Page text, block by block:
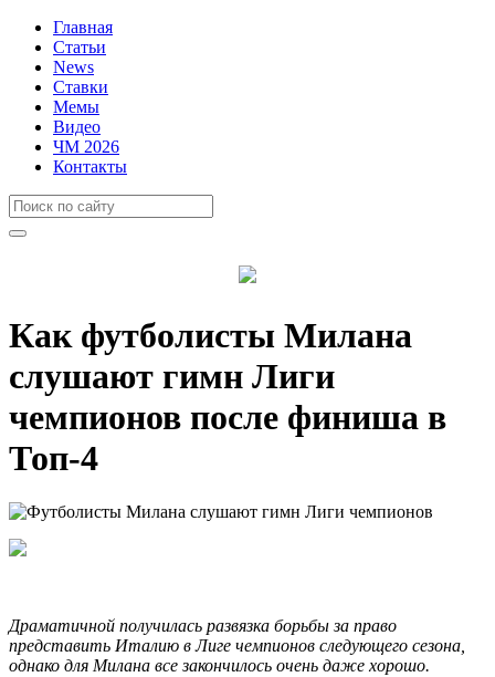
Главная
Статьи
News
Ставки
Мемы
Видео
ЧМ 2026
Контакты
Как футболисты Милана
слушают гимн Лиги
чемпионов после финиша в
Топ-4
Драматичной получилась развязка борьбы за право
представить Италию в Лиге чемпионов следующего сезона,
однако для Милана все закончилось очень даже хорошо.